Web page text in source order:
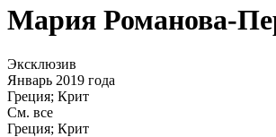
Мария Романова-
Эксклюзив
Январь 2019 года
Греция; Крит
См. все
Греция; Крит